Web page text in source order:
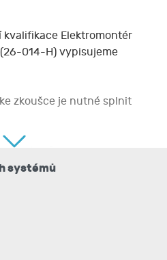
kvalifikace Elektromontér
014-H) vypisujeme
zkoušce je nutné splnit
ke zkoušce.
způsobilosti.
NV č. 194/2022 Sb.
uchazeč povinen prokázat
systémů